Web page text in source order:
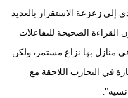
إلى زعزعة الاستقرار بالعديد
القراءة الصحيحة للتفاعلات
منازل بها نزاع مستمر، ولكن
في التجارب اللاحقة مع